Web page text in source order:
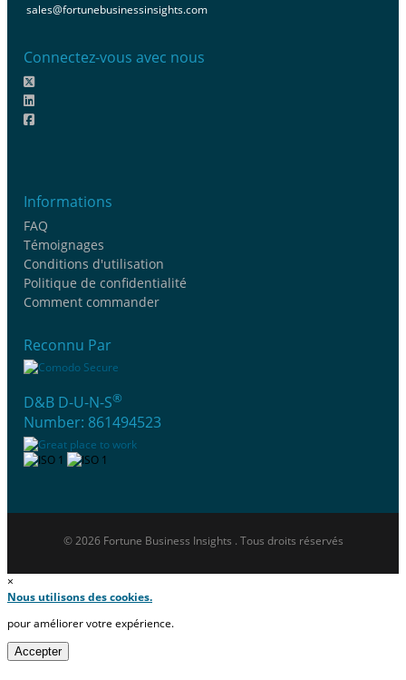
sales@fortunebusinessinsights.com
Connectez-vous avec nous
Informations
FAQ
Témoignages
Conditions d'utilisation
Politique de confidentialité
Comment commander
Reconnu Par
D&B D-U-N-S®
Number: 861494523
© 2026 Fortune Business Insights . Tous droits réservés
×
Nous utilisons des cookies.
pour améliorer votre expérience.
Accepter